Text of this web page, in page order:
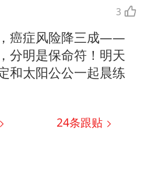
3
癌症风险降三成——
分明是保命符！明天
和太阳公公一起晨练
24条跟贴